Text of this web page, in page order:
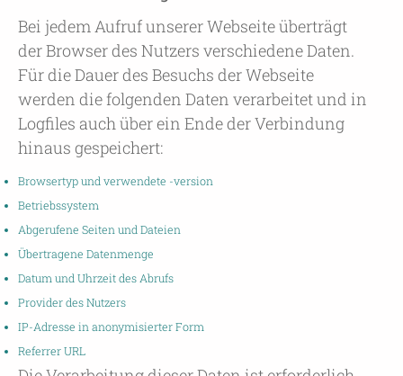
Bei jedem Aufruf unserer Webseite überträgt
der Browser des Nutzers verschiedene Daten.
Für die Dauer des Besuchs der Webseite
werden die folgenden Daten verarbeitet und in
Logfiles auch über ein Ende der Verbindung
hinaus gespeichert:
Browsertyp und verwendete -version
Betriebssystem
Abgerufene Seiten und Dateien
Übertragene Datenmenge
Datum und Uhrzeit des Abrufs
Provider des Nutzers
IP-Adresse in anonymisierter Form
Referrer URL